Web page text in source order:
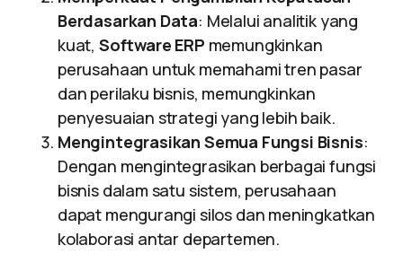
Berdasarkan Data: Melalui analitik yang
kuat, Software ERP memungkinkan
perusahaan untuk memahami tren pasar
dan perilaku bisnis, memungkinkan
penyesuaian strategi yang lebih baik.
Mengintegrasikan Semua Fungsi Bisnis:
Dengan mengintegrasikan berbagai fungsi
bisnis dalam satu sistem, perusahaan
dapat mengurangi silos dan meningkatkan
kolaborasi antar departemen.